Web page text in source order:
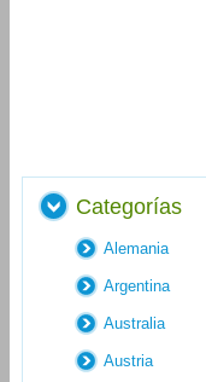
Categorías
Alemania
Argentina
Australia
Austria